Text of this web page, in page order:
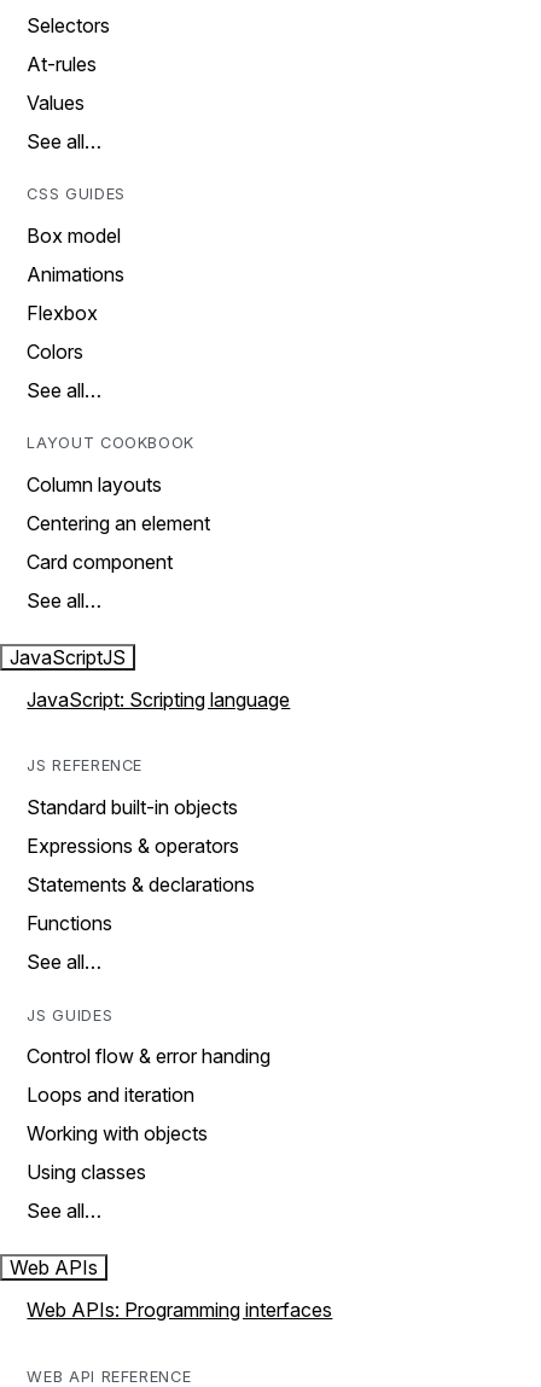
Selectors
At-rules
Values
See all…
CSS GUIDES
Box model
Animations
Flexbox
Colors
See all…
LAYOUT COOKBOOK
Column layouts
Centering an element
Card component
See all…
JavaScriptJS
JavaScript: Scripting language
JS REFERENCE
Standard built-in objects
Expressions & operators
Statements & declarations
Functions
See all…
JS GUIDES
Control flow & error handing
Loops and iteration
Working with objects
Using classes
See all…
Web APIs
Web APIs: Programming interfaces
WEB API REFERENCE